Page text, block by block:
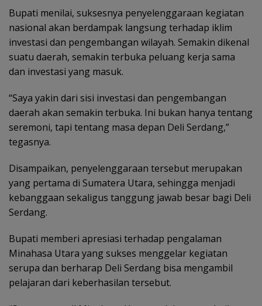
Bupati menilai, suksesnya penyelenggaraan kegiatan
nasional akan berdampak langsung terhadap iklim
investasi dan pengembangan wilayah. Semakin dikenal
suatu daerah, semakin terbuka peluang kerja sama
dan investasi yang masuk.
“Saya yakin dari sisi investasi dan pengembangan
daerah akan semakin terbuka. Ini bukan hanya tentang
seremoni, tapi tentang masa depan Deli Serdang,”
tegasnya.
Disampaikan, penyelenggaraan tersebut merupakan
yang pertama di Sumatera Utara, sehingga menjadi
kebanggaan sekaligus tanggung jawab besar bagi Deli
Serdang.
Bupati memberi apresiasi terhadap pengalaman
Minahasa Utara yang sukses menggelar kegiatan
serupa dan berharap Deli Serdang bisa mengambil
pelajaran dari keberhasilan tersebut.